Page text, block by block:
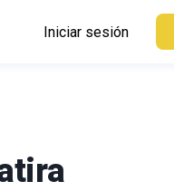
Iniciar sesión